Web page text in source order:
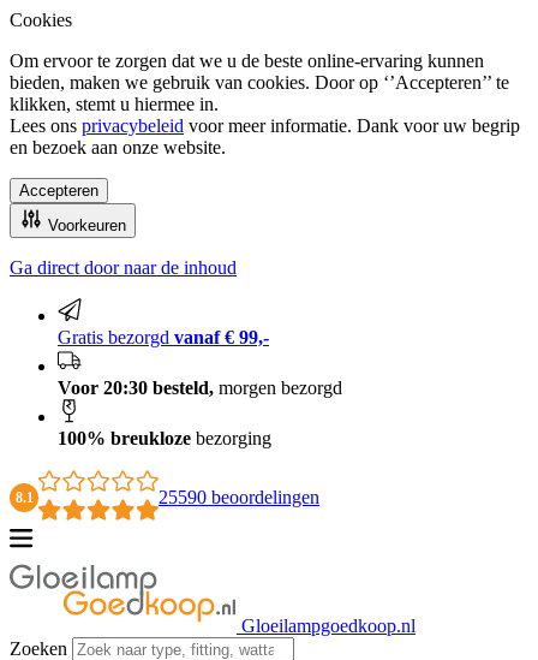
Cookies
Om ervoor te zorgen dat we u de beste online-ervaring kunnen
bieden, maken we gebruik van cookies. Door op ‘’Accepteren’’ te
klikken, stemt u hiermee in.
Lees ons privacybeleid voor meer informatie. Dank voor uw begrip
en bezoek aan onze website.
Accepteren
Voorkeuren
Gratis bezorgd vanaf € 99,-
Ga direct door naar de inhoud
Gratis bezorgd vanaf € 99,-
Voor 20:30 besteld, morgen bezorgd
100% breukloze bezorging
8.1 25590 beoordelingen
Gloeilampgoedkoop.nl
Zoeken